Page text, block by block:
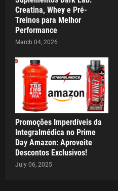
Creatina, Whey e Pré-
Treinos para Melhor
Performance
March 04, 2026
Promoções Imperdíveis da
Integralmédica no Prime
Day Amazon: Aproveite
Descontos Exclusivos!
July 06, 2025